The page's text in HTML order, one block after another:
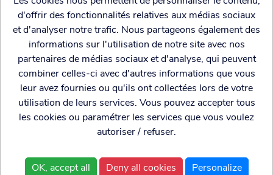
Encens Nag Champa
bleu
1.80€
Encens Nag Champa
midnight
1.80€
d'offrir des fonctionnalités relatives aux médias sociaux
et d'analyser notre trafic. Nous partageons également des
informations sur l'utilisation de notre site avec nos
partenaires de médias sociaux et d'analyse, qui peuvent
combiner celles-ci avec d'autres informations que vous
leur avez fournies ou qu'ils ont collectées lors de votre
utilisation de leurs services. Vous pouvez accepter tous
les cookies ou paramétrer les services que vous voulez
autoriser / refuser.
OK, accept all Deny all cookies Personalize